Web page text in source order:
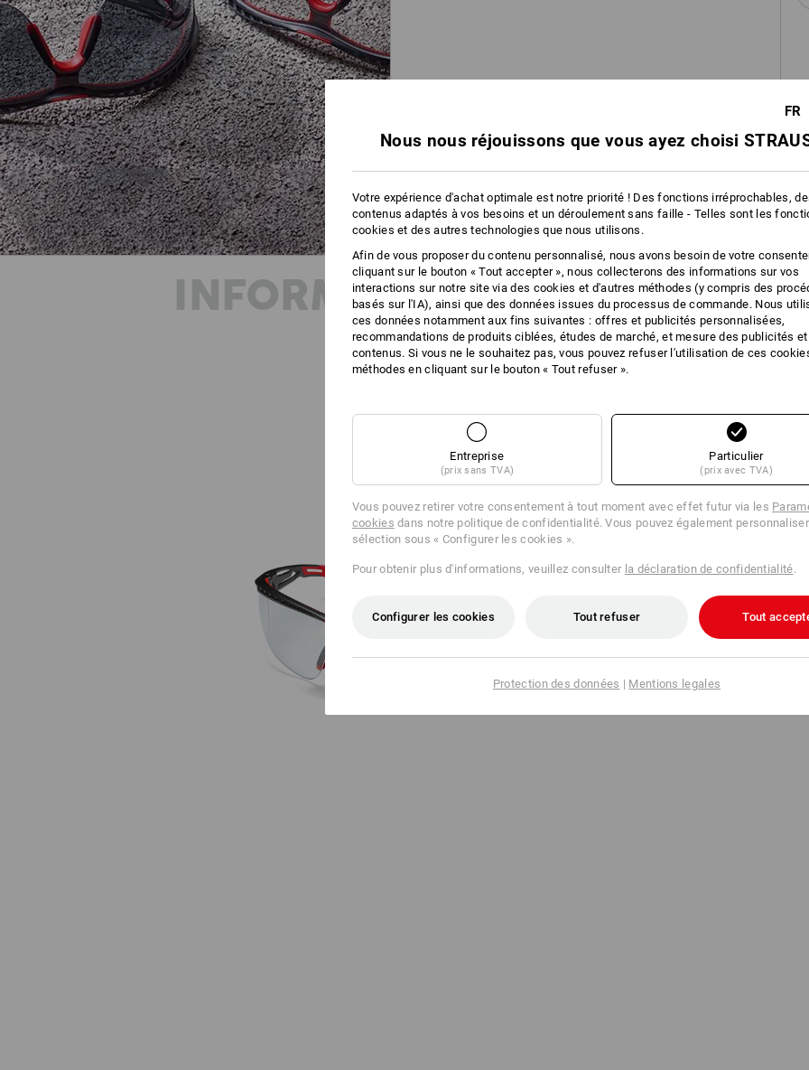
INFORMATIONS SUR LE
selon la norme DIN EN
Revêtement anti-rayures
Modèle transparent et teinté,
Composants Soft
Branches avec une aération
Forme optimale
Protection UV 99,9 %
Cliquez sur le bouton "Fiche
Fiche technique
FR
Nous nous réjouissons que vous ayez choisi
Votre expérience d'achat optimale est notre priorité ! Des fonctions irréprochables,
contenus adaptés à vos besoins et un déroulement sans faille - Telles sont les
cookies et des autres technologies que nous utilisons.
Afin de vous proposer du contenu personnalisé, nous avons besoin de votre
cliquant sur le bouton « Tout accepter », nous collecterons des informations sur vos
interactions sur notre site via des cookies et d'autres méthodes (y compris des
basés sur l'IA), ainsi que des données issues du processus de commande. Nous
ces données notamment aux fins suivantes : offres et publicités personnalisées,
recommandations de produits ciblées, études de marché, et mesure des publicités et
contenus. Si vous ne le souhaitez pas, vous pouvez refuser l'utilisation de ces
méthodes en cliquant sur le bouton « Tout refuser ».
Entreprise
(prix sans TVA)
Particulier
(prix avec TVA)
Vous pouvez retirer votre consentement à tout moment avec effet futur via les
cookies dans notre politique de confidentialité. Vous pouvez également
sélection sous « Configurer les cookies ».
Pour obtenir plus d'informations, veuillez consulter la déclaration de confidentialité.
Configurer les cookies Tout refuser Tout
Protection des données | Mentions legales